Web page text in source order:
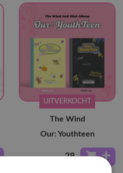
UITVERKOCHT
The Wind
Our: Youthteen
28,-